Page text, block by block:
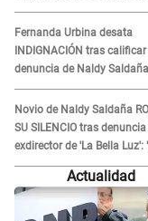
Fernanda Urbina desata
INDIGNACIÓN tras calificar
denuncia de Naldy
'acto bochornoso': "No es
atacar a otra mujer"
Novio de Naldy Saldaña
SU SILENCIO tras
exdirector de 'La Bella Luz':
basta con que ella esté
Actualidad